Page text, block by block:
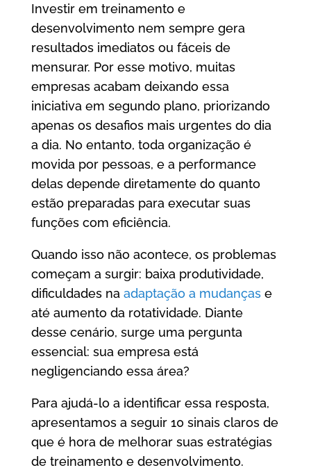
Investir em treinamento e
desenvolvimento nem sempre gera
resultados imediatos ou fáceis de
mensurar. Por esse motivo, muitas
empresas acabam deixando essa
iniciativa em segundo plano, priorizando
apenas os desafios mais urgentes do dia
a dia. No entanto, toda organização é
movida por pessoas, e a performance
delas depende diretamente do quanto
estão preparadas para executar suas
funções com eficiência.
Quando isso não acontece, os problemas
começam a surgir: baixa produtividade,
dificuldades na adaptação a mudançase
até aumento da rotatividade. Diante
desse cenário, surge uma pergunta
essencial: sua empresa está
negligenciando essa área?
Para ajudá-lo a identificar essa resposta,
apresentamos a seguir 10 sinais claros de
que é hora de melhorar suas estratégias
de treinamento e desenvolvimento.